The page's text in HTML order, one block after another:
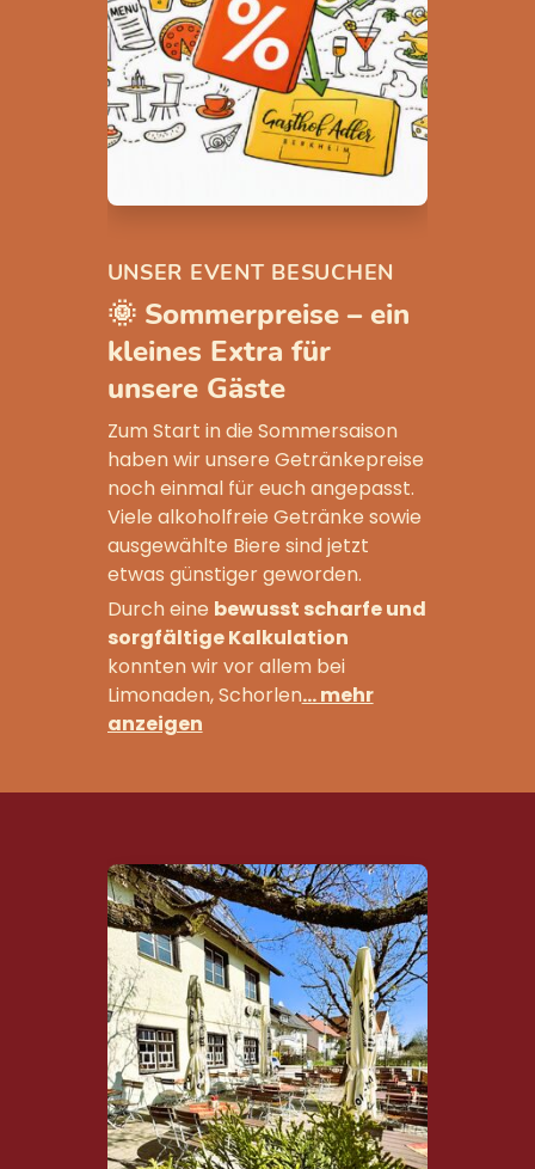
UNSER EVENT BESUCHEN
🌞 Sommerpreise – ein
kleines Extra für
unsere Gäste
Zum Start in die Sommersaison
haben wir unsere Getränkepreise
noch einmal für euch angepasst.
Viele alkoholfreie Getränke sowie
ausgewählte Biere sind jetzt
etwas günstiger geworden.
Durch eine bewusst scharfe und
sorgfältige Kalkulation
konnten wir vor allem bei
Limonaden, Schorlen… mehr
anzeigen